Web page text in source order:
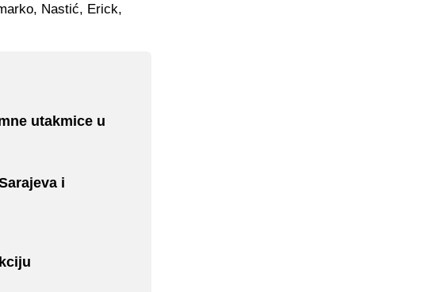
Nastić, Erick,
utakmice u
i